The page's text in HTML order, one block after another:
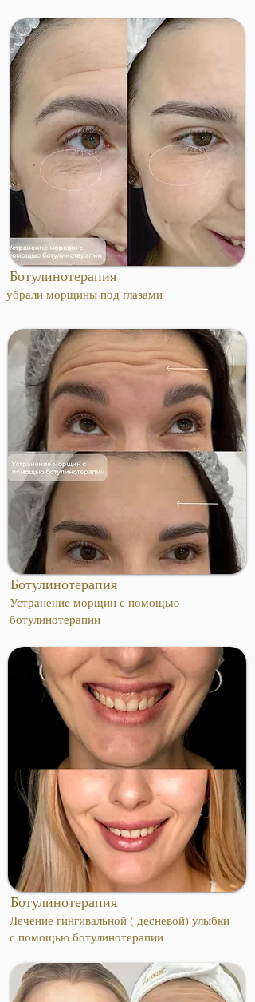
Ботулинотерапия
убрали морщины под глазами
Ботулинотерапия
Устранение морщин с помощью
ботулинотерапии
Ботулинотерапия
Лечение гингивальной ( десневой) улыбки
с помощью ботулинотерапии